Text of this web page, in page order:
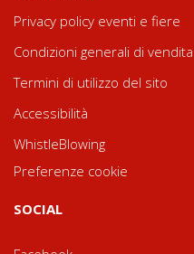
Privacy policy eventi e fiere
Condizioni generali di vendita
Termini di utilizzo del sito
Accessibilità
WhistleBlowing
Preferenze cookie
SOCIAL